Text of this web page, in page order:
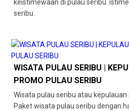
keistimewaan di pulau seribu.
seribu.
WISATA PULAU SERIBU |
PROMO PULAU SERIBU
Wisata pulau seribu atau
Paket wisata pulau seribu dengan